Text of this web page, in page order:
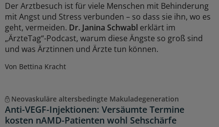
Der Arztbesuch ist für viele Menschen mit Behinderung
mit Angst und Stress verbunden – so dass sie ihn, wo es
geht, vermeiden. Dr. Janina Schwabl erklärt im
„ÄrzteTag“-Podcast, warum diese Ängste so groß sind
und was Ärztinnen und Ärzte tun können.
Von Bettina Kracht
Neovaskuläre altersbedingte Makuladegeneration
Anti-VEGF-Injektionen: Versäumte Termine
kosten nAMD-Patienten wohl Sehschärfe